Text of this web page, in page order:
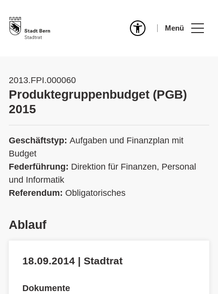
Menü
2013.FPI.000060
Produktegruppenbudget (PGB)
2015
Geschäftstyp: Aufgaben und Finanzplan mit
Budget
Federführung: Direktion für Finanzen, Personal
und Informatik
Referendum: Obligatorisches
Ablauf
18.09.2014 | Stadtrat
Dokumente